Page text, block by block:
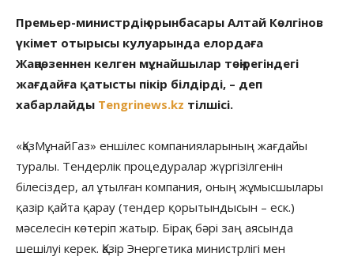
Премьер-министрдің орынбасары Алтай Көлгінов
үкімет отырысы кулуарында елордаға
Жаңаөзеннен келген мұнайшылар төңірегіндегі
жағдайға қатысты пікір білдірді, – деп
хабарлайды Tengrinews.kz тілшісі.
«ҚазМұнайГаз» еншілес компанияларының жағдайы
туралы. Тендерлік процедуралар жүргізілгенін
білесіздер, ал ұтылған компания, оның жұмысшылары
қазір қайта қарау (тендер қорытындысын – еск.)
мәселесін көтеріп жатыр. Бірақ бәрі заң аясында
шешілуі керек. Қазір Энергетика министрлігі мен